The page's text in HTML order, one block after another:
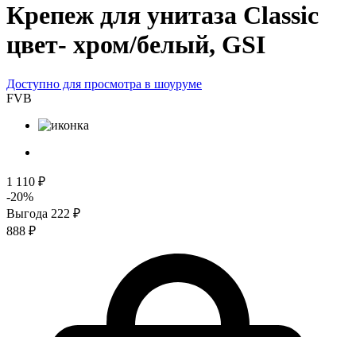
Крепеж для унитаза Classic
цвет- хром/белый, GSI
Доступно для просмотра в шоуруме
FVB
1 110 ₽
-20%
Выгода 222 ₽
888 ₽